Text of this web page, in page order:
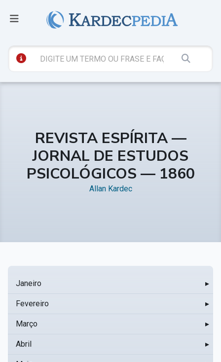
REVISTA ESPÍRITA —
JORNAL DE ESTUDOS
PSICOLÓGICOS — 1860
Allan Kardec
Janeiro ▸
Fevereiro ▸
Março ▸
Abril ▸